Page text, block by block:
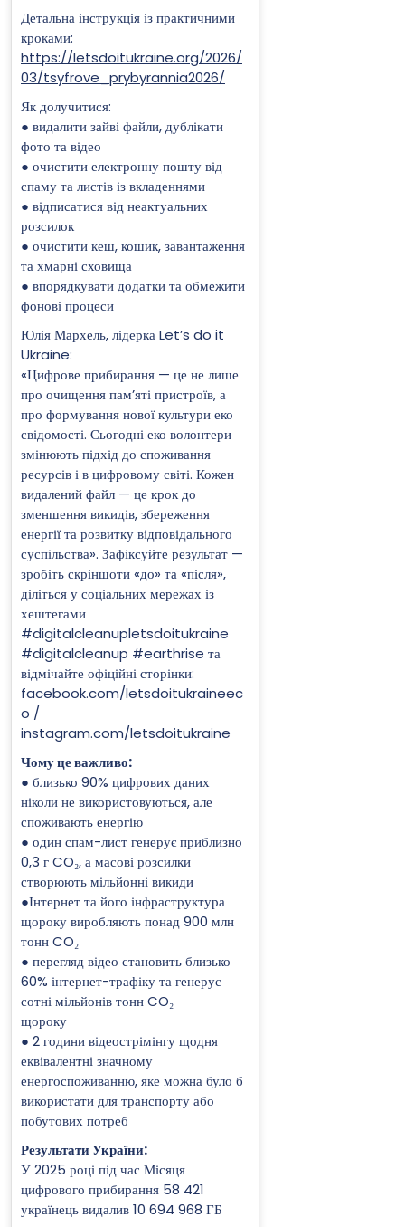
Детальна інструкція із практичними
кроками:
https://letsdoitukraine.org/2026/
03/tsyfrove_prybyrannia2026/
Як долучитися:
● видалити зайві файли, дублікати
фото та відео
● очистити електронну пошту від
спаму та листів із вкладеннями
● відписатися від неактуальних
розсилок
● очистити кеш, кошик, завантаження
та хмарні сховища
● впорядкувати додатки та обмежити
фонові процеси
Юлія Мархель, лідерка Let’s do it
Ukraine:
«Цифрове прибирання — це не лише
про очищення пам’яті пристроїв, а
про формування нової культури еко
свідомості. Сьогодні еко волонтери
змінюють підхід до споживання
ресурсів і в цифровому світі. Кожен
видалений файл — це крок до
зменшення викидів, збереження
енергії та розвитку відповідального
суспільства». Зафіксуйте результат —
зробіть скріншоти «до» та «після»,
діліться у соціальних мережах із
хештегами
#digitalcleanupletsdoitukraine
#digitalcleanup #earthrise та
відмічайте офіційні сторінки:
facebook.com/letsdoitukraineec
o /
instagram.com/letsdoitukraine
Чому це важливо:
● близько 90% цифрових даних
ніколи не використовуються, але
споживають енергію
● один спам-лист генерує приблизно
0,3 г CO₂, а масові розсилки
створюють мільйонні викиди
●Інтернет та його інфраструктура
щороку виробляють понад 900 млн
тонн CO₂
● перегляд відео становить близько
60% інтернет-трафіку та генерує
сотні мільйонів тонн CO₂
щороку
● 2 години відеострімінгу щодня
еквівалентні значному
енергоспоживанню, яке можна було б
використати для транспорту або
побутових потреб
Результати України:
У 2025 році під час Місяця
цифрового прибирання 58 421
українець видалив 10 694 968 ГБ